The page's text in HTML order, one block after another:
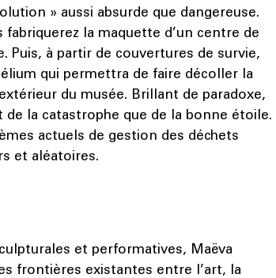
» aussi absurde que dangereuse.
la maquette d’un centre de
Puis, à partir de couvertures de survie,
qui permettra de faire décoller la
du musée. Brillant de paradoxe,
la catastrophe que de la bonne étoile.
actuels de gestion des déchets
et aléatoires.
et performatives, Maëva
frontières existantes entre l’art, la